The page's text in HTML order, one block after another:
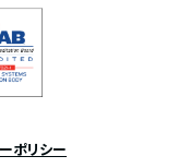
ポリシー